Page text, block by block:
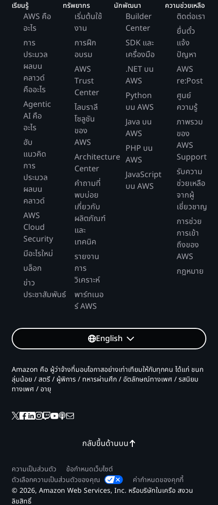
เรียนรู้
AWS คือ
อะไร
การ
ประมวล
ผลบน
คลาวด์
คืออะไร
Agentic
AI คือ
อะไร
ฮับ
แนวคิด
การ
ประมวล
ผลบน
คลาวด์
AWS
Cloud
Security
มีอะไรใหม่
บล็อก
ข่าว
ประชาสัมพันธ์
ทรัพยากร
เริ่มต้นใช้
งาน
การฝึก
อบรม
AWS
Trust
Center
ไลบราลี
โซลูชัน
ของ
AWS
Architecture
Center
คำถามที่
พบบ่อย
เกี่ยวกับ
ผลิตภัณฑ์
และ
เทคนิค
รายงาน
การ
วิเคราะห์
พาร์ทเนอ
ร์ AWS
นักพัฒนา
Builder
Center
SDK และ
เครื่องมือ
.NET บน
AWS
Python
บน AWS
Java บน
AWS
PHP บน
AWS
JavaScript
บน AWS
ความช่วยเหลือ
ติดต่อเรา
ยื่นตั๋ว
แจ้ง
ปัญหา
AWS
re:Post
ศูนย์
ความรู้
ภาพรวม
ของ
AWS
Support
รับความ
ช่วยเหลือ
จากผู้
เชี่ยวชาญ
การช่วย
การเข้า
ถึงของ
AWS
กฎหมาย
English
กลับขึ้นด้านบน
Amazon คือ ผู้ว่าจ้างที่มอบโอกาสอย่างเท่าเทียมให้กับทุกคน ได้แก่ ชนก
ลุ่มน้อย / สตรี / ผู้พิการ / ทหารผ่านศึก / อัตลักษณ์ทางเพศ / รสนิยม
ทางเพศ / อายุ
ความเป็นส่วนตัว
ข้อกำหนดเว็บไซต์
ตัวเลือกความเป็นส่วนตัวของคุณ
ค่ากำหนดของคุกกี้
© 2026, Amazon Web Services, Inc. หรือบริษัทในเครือ สงวน
ลิขสิทธิ์